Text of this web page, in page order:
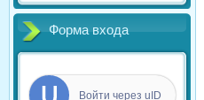
Форма входа
Войти через uID